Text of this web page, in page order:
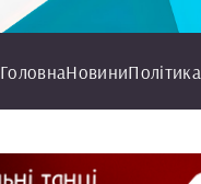
ГоловнаНовиниПолітика